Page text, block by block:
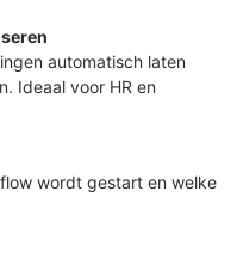
automatisch laten
Ideaal voor HR en
wordt gestart en welke